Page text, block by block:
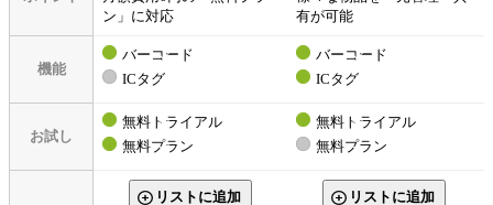
ン」に対応
有が可能
機能
バーコード
ICタグ
バーコード
ICタグ
お試し
無料トライアル
無料プラン
無料トライアル
無料プラン
リストに追加 リストに追加